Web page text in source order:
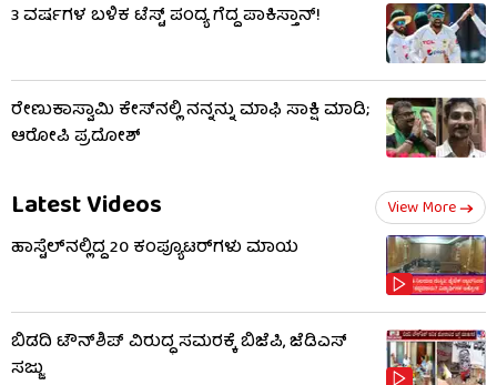
3 ವರ್ಷಗಳ ಬಳಿಕ ಟೆಸ್ಟ್ ಪಂದ್ಯ ಗೆದ್ದ ಪಾಕಿಸ್ತಾನ್!
ರೇಣುಕಾಸ್ವಾಮಿ ಕೇಸ್​​ನಲ್ಲಿ ನನ್ನನ್ನು ಮಾಫಿ ಸಾಕ್ಷಿ ಮಾಡಿ;
ಆರೋಪಿ ಪ್ರದೋಶ್
Latest Videos View More
ಹಾಸ್ಟೆಲ್‌ನಲ್ಲಿದ್ದ 20 ಕಂಪ್ಯೂಟರ್‌ಗಳು ಮಾಯ
ಬಿಡದಿ ಟೌನ್‌ಶಿಪ್ ವಿರುದ್ಧ ಸಮರಕ್ಕೆ ಬಿಜೆಪಿ, ಜೆಡಿಎಸ್
ಸಜ್ಜು